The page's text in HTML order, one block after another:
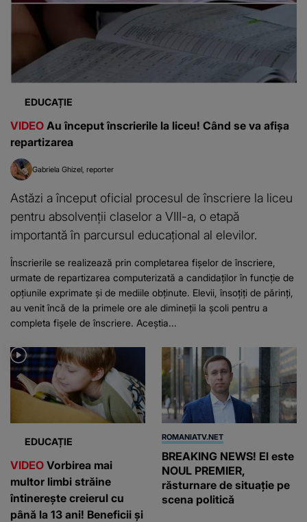
EDUCAȚIE
VIDEO Au început înscrierile la liceu! Când se va afișa
repartizarea
Gabriela Ghizel reporter
Astăzi a început oficial procesul de înscriere la liceu
pentru absolvenții claselor a VIII-a, o etapă
importantă în parcursul educațional al elevilor.
Înscrierile se realizează prin completarea fișelor de înscriere,
urmate de repartizarea computerizată a candidaților în funcție de
opțiunile exprimate și de mediile obținute. Elevii, însoțiți de părinți,
au venit încă de la primele ore ale dimineții la școli pentru a
completa fișele de înscriere. Aceștia...
EDUCAȚIE
VIDEO Vorbirea mai
multor limbi străine
întinerește creierul cu
până la 13 ani! Beneficii și
ROMANIATV.NET
BREAKING NEWS! El este
NOUL PREMIER,
răsturnare de situație pe
scena politică